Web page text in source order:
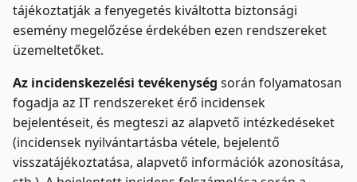
tájékoztatják a fenyegetés kiváltotta biztonsági
esemény megelőzése érdekében ezen rendszereket
üzemeltetőket.
Az incidenskezelési tevékenység során folyamatosan
fogadja az IT rendszereket érő incidensek
bejelentéseit, és megteszi az alapvető intézkedéseket
(incidensek nyilvántartásba vétele, bejelentő
visszatájékoztatása, alapvető információk azonosítása,